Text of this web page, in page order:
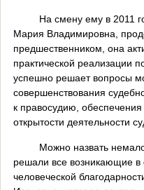
На смену ему в 2011
Мария Владимировна,
предшественником, она
практической реализации
успешно решает вопросы
совершенствования
к правосудию,
открытости деятельности
Можно назвать
решали все возникающие
человеческой